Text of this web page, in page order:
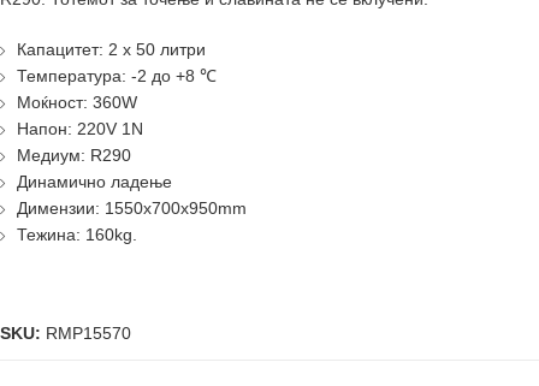
Капацитет: 2 x 50 литри
Температура: -2 до +8 ℃
Моќност: 360W
Напон: 220V 1N
Медиум: R290
Динамично ладење
Димензии: 1550x700x950mm
Тежина: 160kg.
SKU: RMP15570